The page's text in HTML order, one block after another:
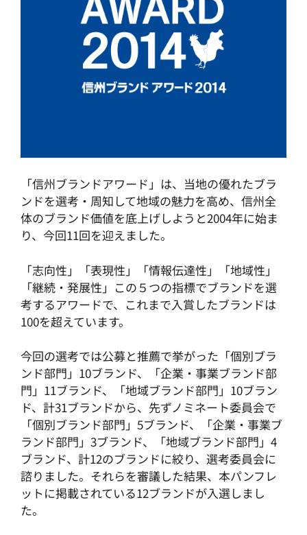
「信州ブランドアワード」は、当地の優れたブラ
ンドを選考・周知して地域の魅力を高め、信州全
体のブランド価値を底上げしようと2004年に始ま
り、今回11回を迎えました。
「志向性」「表現性」「情報伝達性」「地域性」
「継続・発展性」この５つの指標でブランドを選
考するアワードで、これまで入賞したブランドは
100を超えています。
今回の選考では公募と推薦で挙がった「個別ブラ
ンド部門」10ブランド、「企業・事業ブランド部
門」11ブランド、「地域ブランド部門」10ブラン
ド、計31ブランドから、先ずノミネート委員会で
「個別ブランド部門」5ブランド、「企業・事業ブ
ランド部門」3ブランド、「地域ブランド部門」4
ブランド、計12のブランドに絞り、選考委員会に
諮りました。それらを審議した結果、本パンフレ
ットに掲載されている12ブランドが入選しまし
た。